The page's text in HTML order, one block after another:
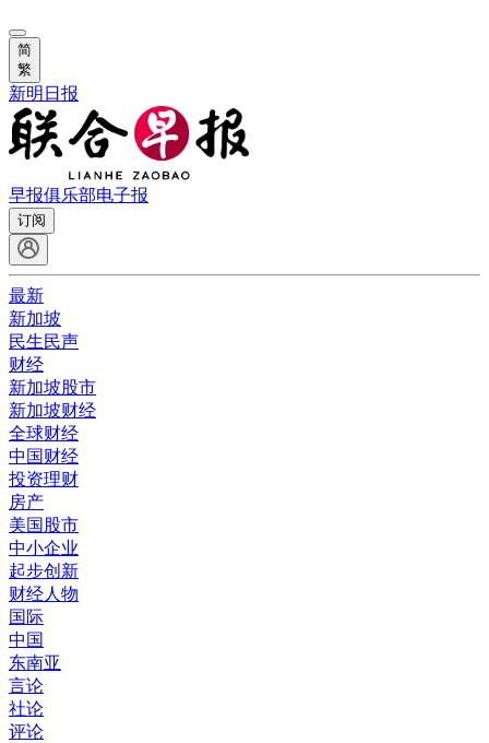
简
繁
新明日报
早报俱乐部电子报
订阅
最新
新加坡
民生民声
财经
新加坡股市
新加坡财经
全球财经
中国财经
投资理财
房产
美国股市
中小企业
起步创新
财经人物
国际
中国
东南亚
言论
社论
评论